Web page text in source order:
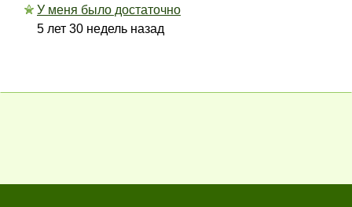
У меня было достаточно
5 лет 30 недель назад